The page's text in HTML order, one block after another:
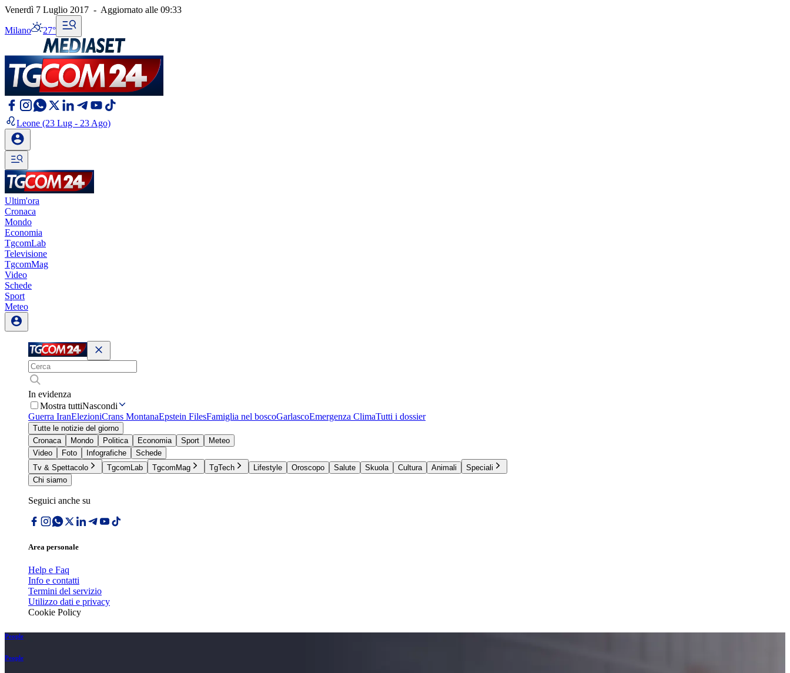
Venerdì 7 Luglio 2017 - Aggiornato alle 09:33
Milano 27°
Leone (23 Lug - 23 Ago)
Ultim'ora
Cronaca
Mondo
Economia
TgcomLab
Televisione
TgcomMag
Video
Schede
Sport
Meteo
In evidenza
Mostra tuttiNascondi
Guerra IranElezioniCrans MontanaEpstein FilesFamiglia nel boscoGarlascoEmergenza ClimaTutti i dossier
Tutte le notizie del giorno
Cronaca
Mondo Politica Economia Sport
Meteo
Video
Foto Infografiche
Schede
Tv & Spettacolo
TgcomLab TgcomMag TgTech Lifestyle Oroscopo Salute Skuola Cultura Animali
Speciali
Chi siamo
Seguici anche su
Area personale
Help e Faq
Info e contatti
Termini del servizio
Utilizzo dati e privacy
Cookie Policy
People
People